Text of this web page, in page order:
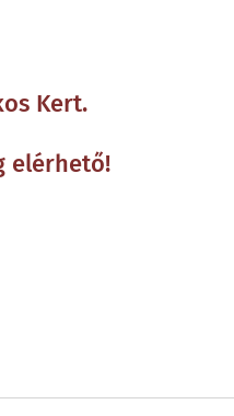
Kert.
elérhető!